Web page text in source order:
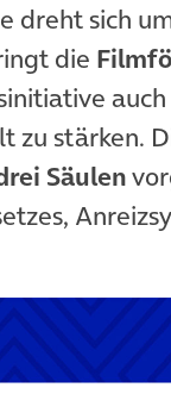
dreht sich
die
zu stärken.
Säulen